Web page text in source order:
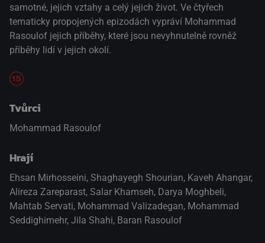
samotné, jejich vztahy a celý jejich život. Ve čtyřech
tematicky propojených epizodách vypráví Mohammad
Rasoulof jejich příběhy, které jsou nevyhnutelně rovněž
příběhy lidí v jejich okolí.
Tvůrci
Mohammad Rasoulof
Hrají
Ehsan Mirhosseini, Shaghayegh Shourian, Kaveh Ahangar,
Alireza Zareparast, Salar Khamseh, Darya Moghbeli,
Mahtab Servati, Mohammad Valizadegan, Mohammad
Seddighimehr, Jila Shahi, Baran Rasoulof